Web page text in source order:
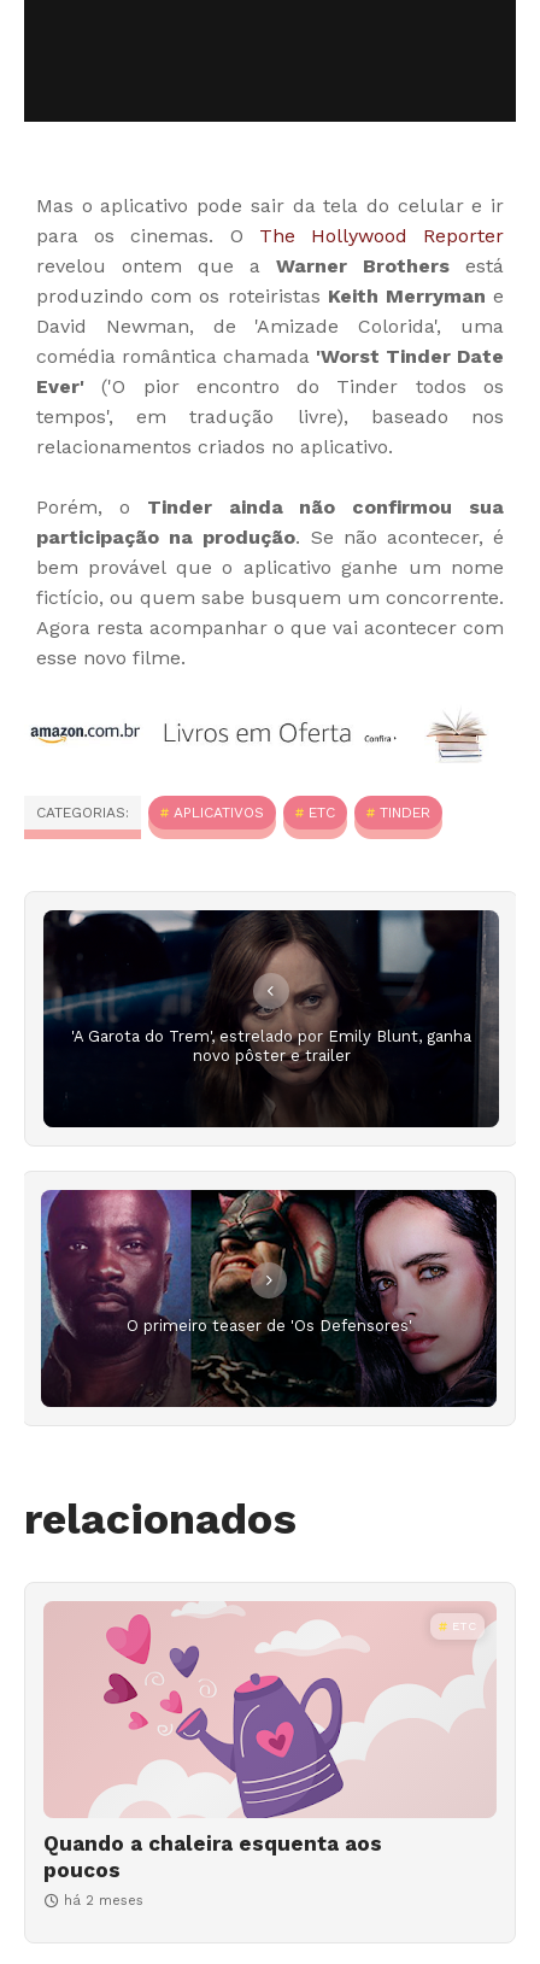
Mas o aplicativo pode sair da tela do celular e ir
para os cinemas. O The Hollywood Reporter
revelou ontem que a Warner Brothers está
produzindo com os roteiristas Keith Merryman e
David Newman, de 'Amizade Colorida', uma
comédia romântica chamada 'Worst Tinder Date
Ever' ('O pior encontro do Tinder todos os
tempos', em tradução livre), baseado nos
relacionamentos criados no aplicativo.
Porém, o Tinder ainda não confirmou sua
participação na produção. Se não acontecer, é
bem provável que o aplicativo ganhe um nome
fictício, ou quem sabe busquem um concorrente.
Agora resta acompanhar o que vai acontecer com
esse novo filme.
CATEGORIAS: APLICATIVOS ETC TINDER
'A Garota do Trem', estrelado por Emily Blunt, ganha
novo pôster e trailer
O primeiro teaser de 'Os Defensores'
relacionados
ETC
Quando a chaleira esquenta aos
poucos
há 2 meses